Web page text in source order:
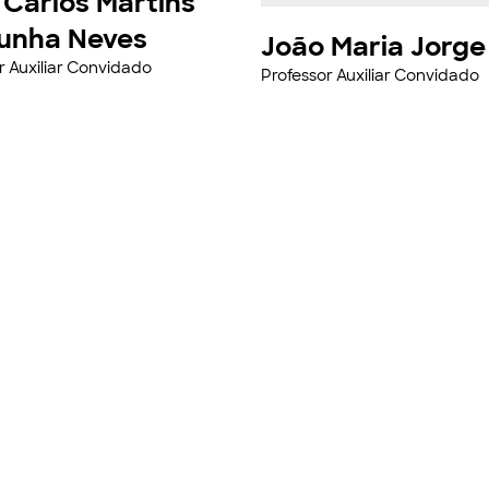
Neves
Auxiliar Convidado
João Maria Jorge
Professor Auxiliar Convidado